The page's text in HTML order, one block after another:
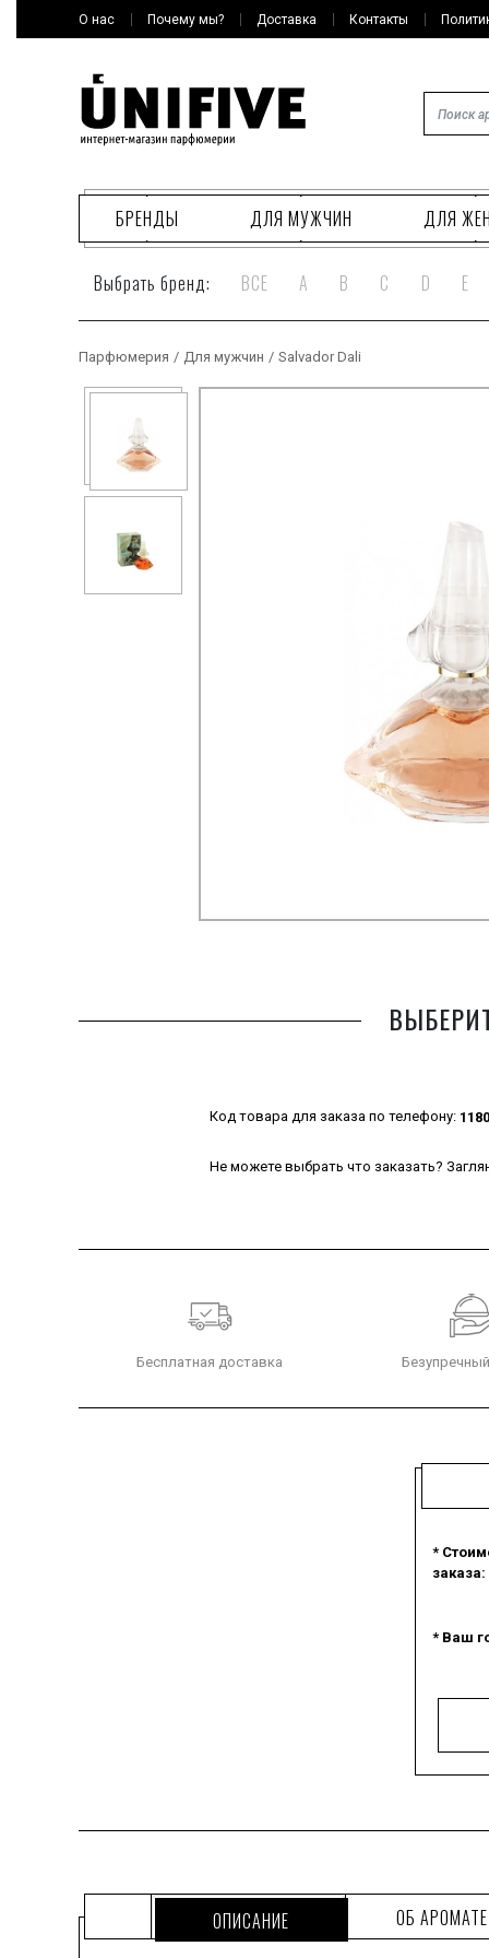
О нас Почему мы? Доставка Контакты
БРЕНДЫ ДЛЯ МУЖЧИН ДЛЯ
Выбрать бренд: ВСЕ A B C D E
Парфюмерия / Для мужчин / Salvador Dali
Код товара для заказа по телефону:
Не можете выбрать что заказать?
Бесплатная доставка
*
заказа:
* Ваш
ОПИСАНИЕ ОБ АРОМАТЕ